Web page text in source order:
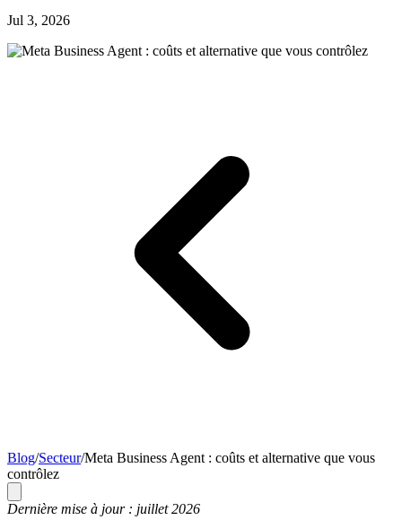
Jul 3, 2026
Blog/Secteur/Meta Business Agent : coûts et alternative que vous
contrôlez
Dernière mise à jour : juillet 2026